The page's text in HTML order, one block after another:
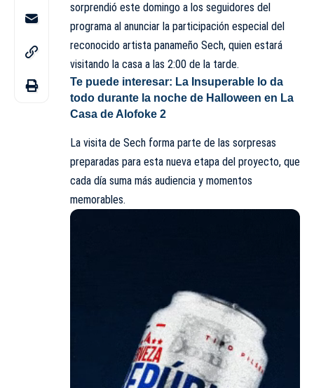
sorprendió este domingo a los seguidores del
programa al anunciar la participación especial del
reconocido artista panameño Sech, quien estará
visitando la casa a las 2:00 de la tarde.
Te puede interesar: La Insuperable lo da
todo durante la noche de Halloween en La
Casa de Alofoke 2
La visita de Sech forma parte de las sorpresas
preparadas para esta nueva etapa del proyecto, que
cada día suma más audiencia y momentos
memorables.